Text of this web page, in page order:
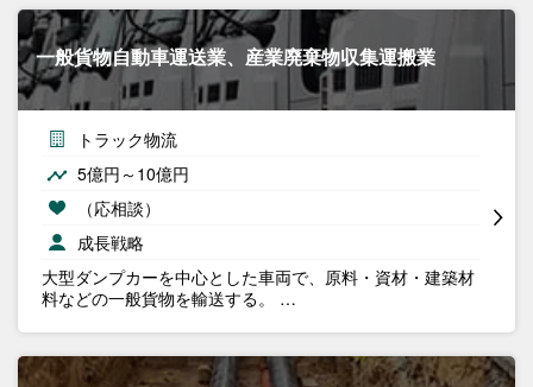
一般貨物自動車運送業、産業廃棄物収集運搬業
トラック物流
5億円～10億円
（応相談）
成長戦略
大型ダンプカーを中心とした車両で、原料・資材・建築材
料などの一般貨物を輸送する。 …